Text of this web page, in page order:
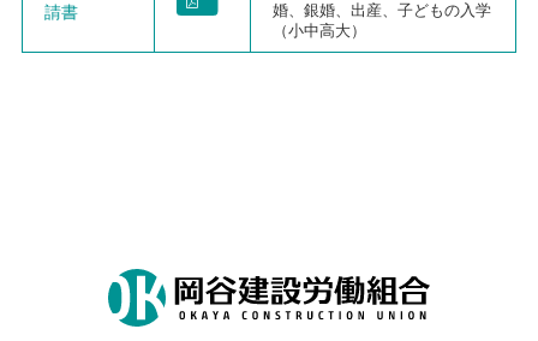
請書
婚、銀婚、出産、子どもの入学
（小中高大）